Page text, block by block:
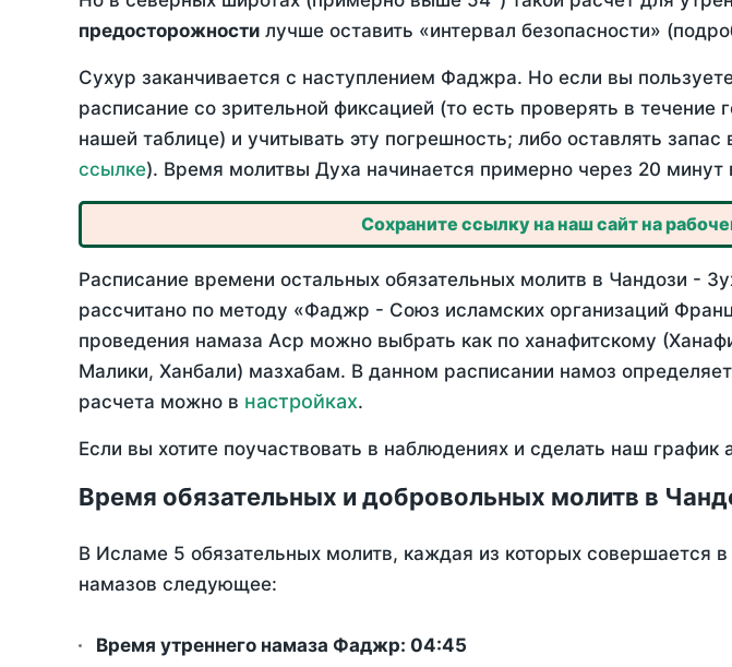
предосторожности лучше оставить «интервал безопасности»
Сухур заканчивается с наступлением Фаджра. Но если вы
расписание со зрительной фиксацией (то есть проверять в
нашей таблице) и учитывать эту погрешность; либо оставлять
ссылке). Время молитвы Духа начинается примерно через 20
Сохраните ссылку на наш сайт на
Расписание времени остальных обязательных молитв в Чандози
рассчитано по методу «Фаджр - Союз исламских организаций
проведения намаза Аср можно выбрать как по ханафитскому
Малики, Ханбали) мазхабам. В данном расписании намоз
расчета можно в настройках.
Если вы хотите поучаствовать в наблюдениях и сделать наш
Время обязательных и добровольных молитв в
В Исламе 5 обязательных молитв, каждая из которых совершается
намазов следующее:
Время утреннего намаза Фаджр: 04:45